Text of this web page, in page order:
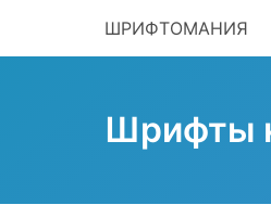
ШРИФТОМАНИЯ
Шрифты